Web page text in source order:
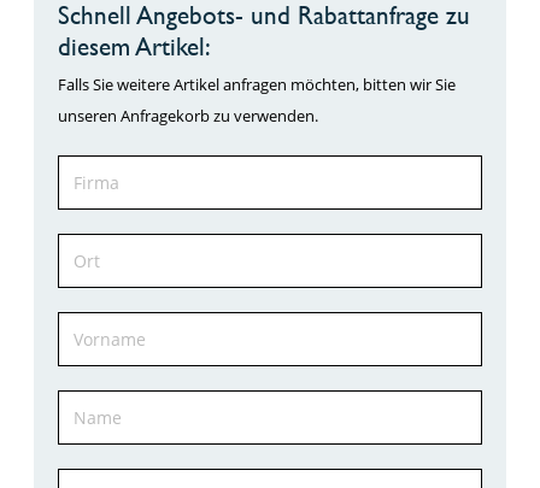
Schnell Angebots- und Rabattanfrage zu
diesem Artikel:
Falls Sie weitere Artikel anfragen möchten, bitten wir Sie
unseren Anfragekorb zu verwenden.